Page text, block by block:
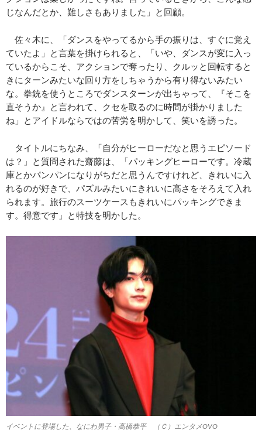
じなんだとか、難しさもありました」と回顧。
佐々木に、「ダンスをやってるから手の振りは、すぐに覚え
ていたよ」と言葉を掛けられると、「いや、ダンスが変に入っ
ているからこそ、アクションで奪ったり、クルッと回転すると
きにターンみたいな回り方をしちゃうから有り得ないみたい
な。拳銃を使うところでダンスターンが出ちゃって、『そこを
直そうか』と言われて、クセを取るのに時間が掛かりました
ね」とアイドルならではの苦労を明かして、笑いを誘った。
タイトルにちなみ、「自分がヒーローだなと思うエピソード
は？」と質問された齋藤は、「パッキングヒーローです。冷蔵
庫とかパンパンになりがちだと思うんですけれど、きれいに入
れるのが好きで、パズルみたいにきれいに高さをそろえて入れ
られます。旅行のスーツケースもきれいにパッキングできま
す。得意です」と特技を明かした。
イベントに登場した、なにわ男子・高橋恭平 （Ｃ）エンタメOVO